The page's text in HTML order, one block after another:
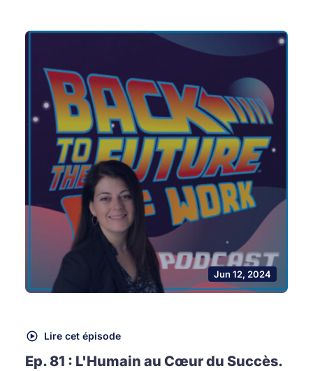
Jun 12, 2024
Lire cet épisode
Ep. 81 : L'Humain au Cœur du Succès.